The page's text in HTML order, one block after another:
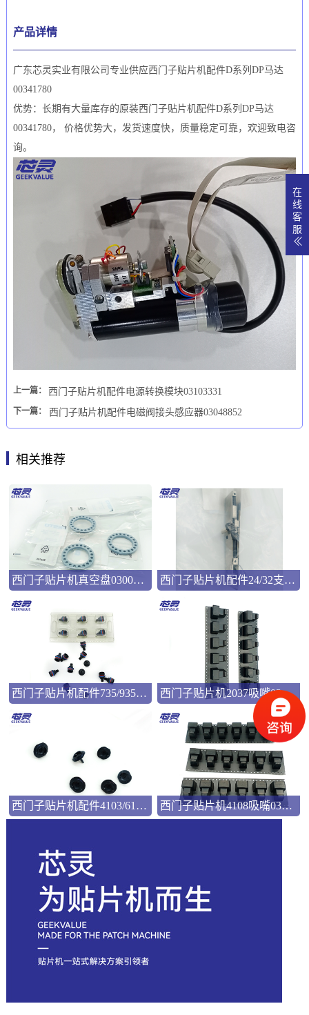
产品详情
广东芯灵实业有限公司专业供应西门子贴片机配件D系列DP马达
00341780
优势：长期有大量库存的原装西门子贴片机配件D系列DP马达
00341780， 价格优势大，发货速度快，质量稳定可靠，欢迎致电咨
询。
上一篇： 西门子贴片机配件电源转换模块03103331
下一篇： 西门子贴片机配件电磁阀接头感应器03048852
相关推荐
西门子贴片机真空盘03008286 西门子贴片机配件24/32支撑弹片00322181
西门子贴片机配件735/935吸嘴00346524 西门子贴片机2037吸嘴03057033
西门子贴片机配件4103/6103吸嘴03101981 西门子贴片机4108吸嘴03103544
在
线
客
服